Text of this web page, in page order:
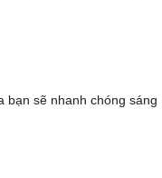
bạn sẽ nhanh chóng sáng